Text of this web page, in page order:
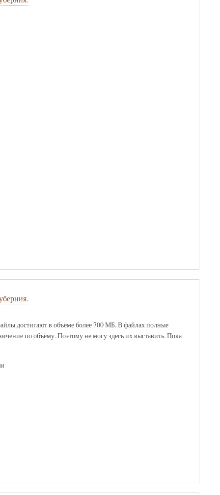
достигают в объёме более 700 МБ. В файлах полные
по объёму. Поэтому не могу здесь их выставить. Пока